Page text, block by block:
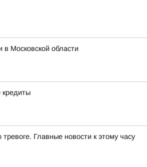
в Московской области
кредиты
Главные новости к этому часу